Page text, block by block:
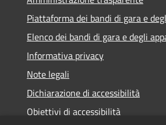
Piattaforma dei bandi di gara e
Elenco dei bandi di gara e degli
Informativa privacy
Note legali
Dichiarazione di accessibilità
Obiettivi di accessibilità